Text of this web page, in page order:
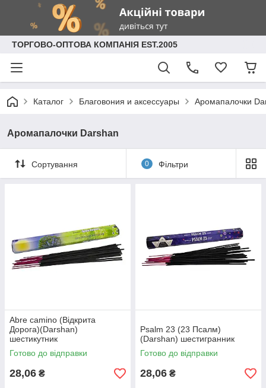
ТОРГОВО-ОПТОВА КОМПАНІЯ EST.2005
Каталог Благовония и аксессуары Аромапалочки
Аромапалочки Darshan
Сортування 0 Фільтри
Abre camino (Відкрита
Дорога)(Darshan)
шестикутник
Готово до відправки
28,06 ₴
Psalm 23 (23 Псалм)
(Darshan) шестигранник
Готово до відправки
28,06 ₴